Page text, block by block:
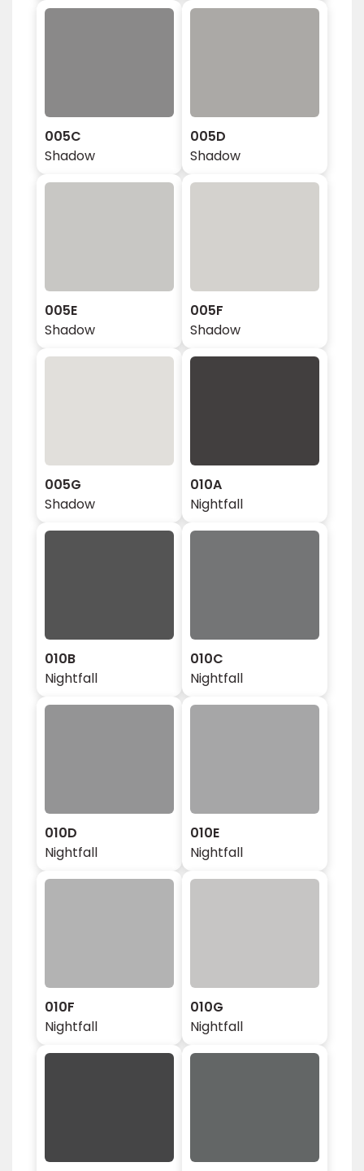
005C
Shadow
005D
Shadow
005E
Shadow
005F
Shadow
005G
Shadow
010A
Nightfall
010B
Nightfall
010C
Nightfall
010D
Nightfall
010E
Nightfall
010F
Nightfall
010G
Nightfall